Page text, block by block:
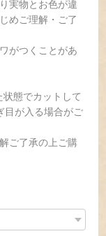
実物とお色が違
めご理解・ご了
がつくことがあ
態でカットして
目が入る場合がご
ご了承の上ご購